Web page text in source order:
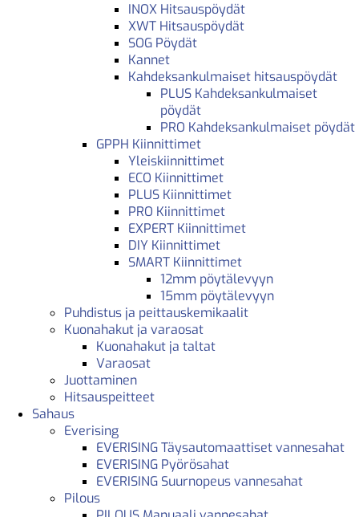
INOX Hitsauspöydät
XWT Hitsauspöydät
SOG Pöydät
Kannet
Kahdeksankulmaiset hitsauspöydät
PLUS Kahdeksankulmaiset
pöydät
PRO Kahdeksankulmaiset pöydät
GPPH Kiinnittimet
Yleiskiinnittimet
ECO Kiinnittimet
PLUS Kiinnittimet
PRO Kiinnittimet
EXPERT Kiinnittimet
DIY Kiinnittimet
SMART Kiinnittimet
12mm pöytälevyyn
15mm pöytälevyyn
Puhdistus ja peittauskemikaalit
Kuonahakut ja varaosat
Kuonahakut ja taltat
Varaosat
Juottaminen
Hitsauspeitteet
Sahaus
Everising
EVERISING Täysautomaattiset vannesahat
EVERISING Pyörösahat
EVERISING Suurnopeus vannesahat
Pilous